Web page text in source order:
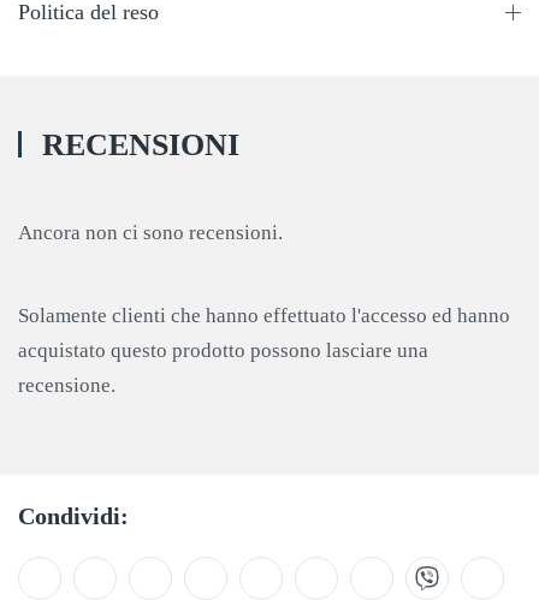
Politica del reso
RECENSIONI
Ancora non ci sono recensioni.
Solamente clienti che hanno effettuato l'accesso ed hanno
acquistato questo prodotto possono lasciare una
recensione.
Condividi: